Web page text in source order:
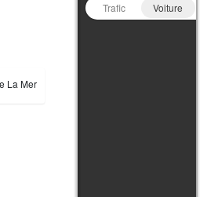
La Mer
Trafic Voiture